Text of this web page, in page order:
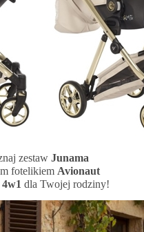
zestaw Junama
fotelikiem Avionaut
4w1 dla Twojej rodziny!